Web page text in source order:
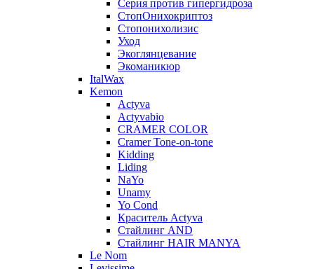
Серия против гипергидроза
СтопОнихокриптоз
Стопонихолизис
Уход
Экоглянцевание
Экоманикюр
ItalWax
Kemon
Actyva
Actyvabio
CRAMER COLOR
Cramer Tone-on-tone
Kidding
Liding
NaYo
Unamy
Yo Cond
Краситель Actyva
Стайлинг AND
Стайлинг HAIR MANYA
Le Nom